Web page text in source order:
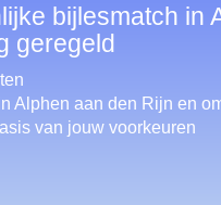
bijlesmatch in
geregeld
Alphen aan den Rijn en
van jouw voorkeuren